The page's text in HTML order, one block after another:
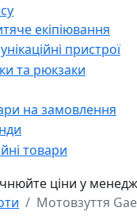
екіпіювання
пристрої
та рюкзаки
на замовлення
товари
ціни у
Мотовзуття